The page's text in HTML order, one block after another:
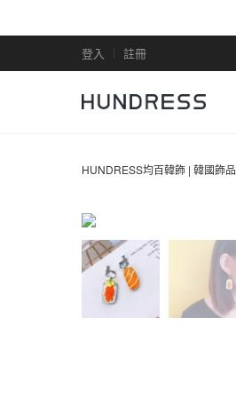
登入 註冊
HUNDRESS均百韓飾 | 韓國飾品